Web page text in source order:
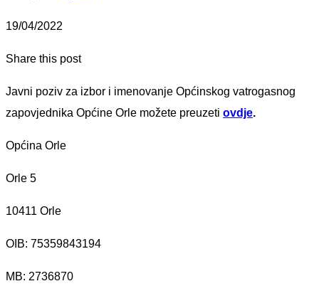
19/04/2022
Share this post
Javni poziv za izbor i imenovanje Općinskog vatrogasnog
zapovjednika Općine Orle možete preuzeti ovdje.
Općina Orle
Orle 5
10411 Orle
OIB: 75359843194
MB: 2736870